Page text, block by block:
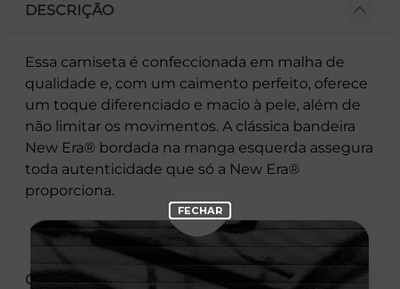
DESCRIÇÃO
Essa camiseta é confeccionada em malha de
qualidade e, com um caimento perfeito, oferece
um toque diferenciado e macio à pele, além de
não limitar os movimentos. A clássica bandeira
New Era® bordada na manga esquerda assegura
toda autenticidade que só a New Era®
proporciona.
CARACTERÍSTICAS